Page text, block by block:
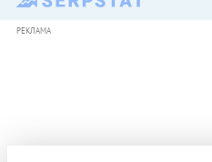
РЕКЛАМА